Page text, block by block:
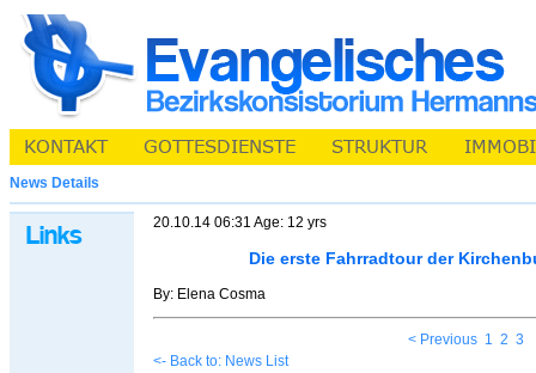
News Details
20.10.14 06:31 Age: 12 yrs
Die erste Fahrradtour der
By: Elena Cosma
< Previous 1 2 3
<- Back to: News List